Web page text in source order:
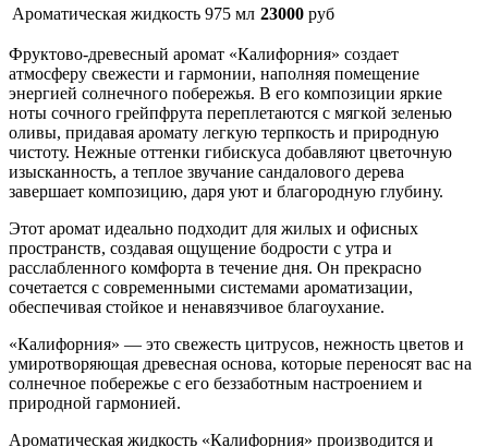
Ароматическая жидкость 975 мл 23000 руб
Фруктово-древесный аромат «Калифорния» создает
атмосферу свежести и гармонии, наполняя помещение
энергией солнечного побережья. В его композиции яркие
ноты сочного грейпфрута переплетаются с мягкой зеленью
оливы, придавая аромату легкую терпкость и природную
чистоту. Нежные оттенки гибискуса добавляют цветочную
изысканность, а теплое звучание сандалового дерева
завершает композицию, даря уют и благородную глубину.
Этот аромат идеально подходит для жилых и офисных
пространств, создавая ощущение бодрости с утра и
расслабленного комфорта в течение дня. Он прекрасно
сочетается с современными системами ароматизации,
обеспечивая стойкое и ненавязчивое благоухание.
«Калифорния» — это свежесть цитрусов, нежность цветов и
умиротворяющая древесная основа, которые переносят вас на
солнечное побережье с его беззаботным настроением и
природной гармонией.
Ароматическая жидкость «Калифорния» производится и